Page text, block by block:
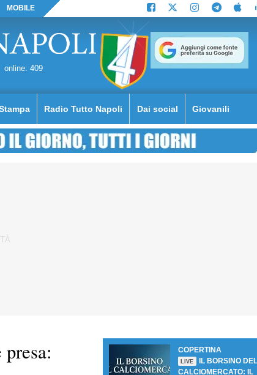
MOBILE
online: 409
Radio Tutto Napoli Dai social Giovanili
COPERTINA
LIVE
IL BORSINO DEL
CALCIOMERCATO: IL